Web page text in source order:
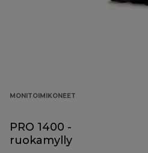
MONITOIMIKONEET
PRO 1400 -
ruokamylly